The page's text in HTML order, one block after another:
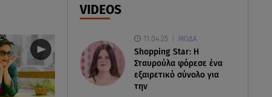
κούραση του χειμώνα»
06.08.26 , 20:04
Σαμοθράκη: Συγκλονιστική
διάσωση 15χρονης από
δύσβατο φαράγγι
VIDEOS
11.04.25 ΜΟΔΑ
Shopping Star: Η
Σταυρούλα φόρεσε ένα
εξαιρετικό σύνολο για
την